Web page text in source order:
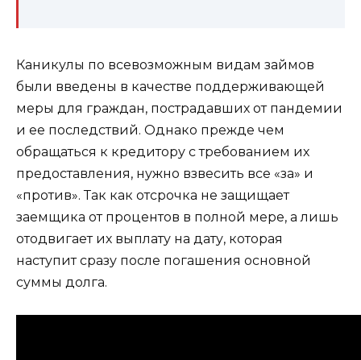
Каникулы по всевозможным видам займов
были введены в качестве поддерживающей
меры для граждан, пострадавших от пандемии
и ее последствий. Однако прежде чем
обращаться к кредитору с требованием их
предоставления, нужно взвесить все «за» и
«против». Так как отсрочка не защищает
заемщика от процентов в полной мере, а лишь
отодвигает их выплату на дату, которая
наступит сразу после погашения основной
суммы долга.